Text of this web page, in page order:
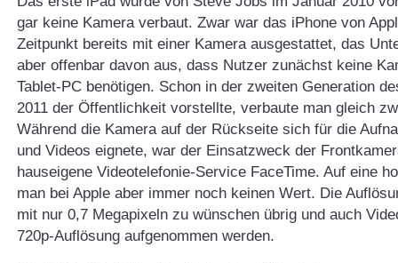
gar keine Kamera verbaut. Zwar war das iPhone von
Zeitpunkt bereits mit einer Kamera ausgestattet, das
aber offenbar davon aus, dass Nutzer zunächst keine
Tablet-PC benötigen. Schon in der zweiten Generation
2011 der Öffentlichkeit vorstellte, verbaute man gleich
Während die Kamera auf der Rückseite sich für die
und Videos eignete, war der Einsatzweck der
hauseigene Videotelefonie-Service FaceTime. Auf eine
man bei Apple aber immer noch keinen Wert. Die
mit nur 0,7 Megapixeln zu wünschen übrig und auch
720p-Auflösung aufgenommen werden.